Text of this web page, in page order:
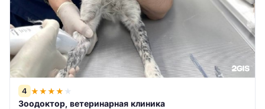
4 ★★★★ ★
Зоодоктор, ветеринарная клиника